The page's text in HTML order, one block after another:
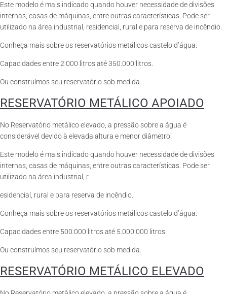
Este modelo é mais indicado quando houver necessidade de divisões
internas, casas de máquinas, entre outras características. Pode ser
utilizado na área industrial, residencial, rural e para reserva de incêndio.
Conheça mais sobre os reservatórios metálicos castelo d’água.
Capacidades entre 2.000 litros até 350.000 litros.
Ou construímos seu reservatório sob medida.
RESERVATÓRIO METÁLICO APOIADO
No Reservatório metálico elevado, a pressão sobre a água é
considerável devido à elevada altura e menor diâmetro.
Este modelo é mais indicado quando houver necessidade de divisões
internas, casas de máquinas, entre outras características. Pode ser
utilizado na área industrial, r
esidencial, rural e para reserva de incêndio.
Conheça mais sobre os reservatórios metálicos castelo d’água.
Capacidades entre 500.000 litros até 5.000.000 litros.
Ou construímos seu reservatório sob medida.
RESERVATÓRIO METÁLICO ELEVADO